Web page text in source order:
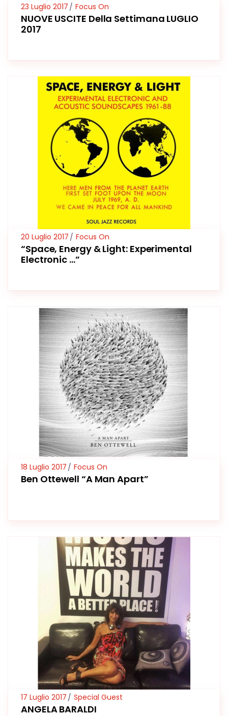
23 Luglio 2017 Focus On
NUOVE USCITE Della Settimana LUGLIO
2017
20 Luglio 2017 Focus On
“Space, Energy & Light: Experimental
Electronic …”
18 Luglio 2017 Focus On
Ben Ottewell “A Man Apart”
17 Luglio 2017 Special Guest
ANGELA BARALDI